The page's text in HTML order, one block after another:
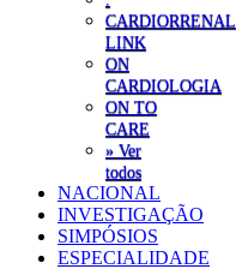
CARDIORRENAL
LINK
ON
CARDIOLOGIA
ON TO
CARE
» Ver
todos
NACIONAL
INVESTIGAÇÃO
SIMPÓSIOS
ESPECIALIDADE